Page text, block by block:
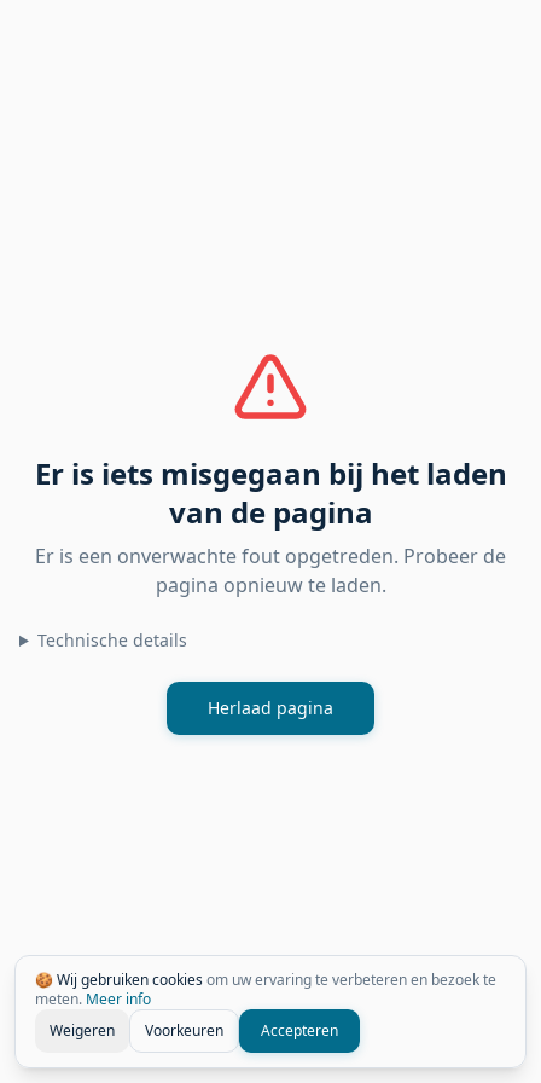
🍪 Wij gebruiken cookiesom uw ervaring te verbeteren en bezoek te
meten. Meer info
Weigeren
Voorkeuren Accepteren
Er is iets misgegaan bij het laden
van de pagina
Er is een onverwachte fout opgetreden. Probeer de
pagina opnieuw te laden.
Technische details
Herlaad pagina